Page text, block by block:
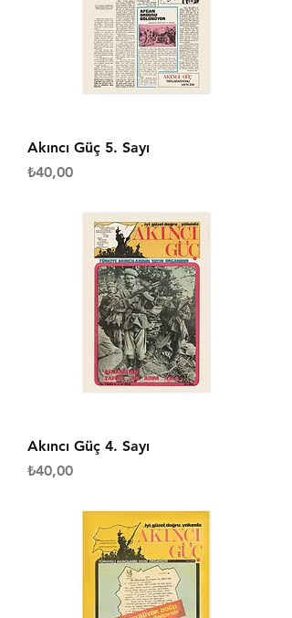
Akıncı Güç 5. Sayı
Fiyat
₺40,00
Akıncı Güç 4. Sayı
Fiyat
₺40,00